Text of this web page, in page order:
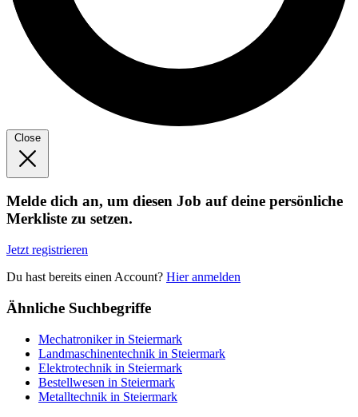
Close
Melde dich an, um diesen Job auf deine persönliche
Merkliste zu setzen.
Jetzt registrieren
Du hast bereits einen Account? Hier anmelden
Ähnliche Suchbegriffe
Mechatroniker in Steiermark
Landmaschinentechnik in Steiermark
Elektrotechnik in Steiermark
Bestellwesen in Steiermark
Metalltechnik in Steiermark